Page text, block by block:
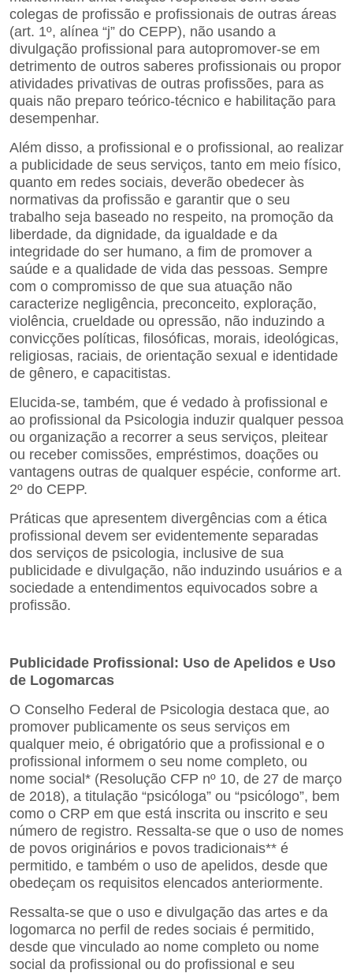
colegas de profissão e profissionais de outras áreas
(art. 1º, alínea “j” do CEPP), não usando a
divulgação profissional para autopromover-se em
detrimento de outros saberes profissionais ou propor
atividades privativas de outras profissões, para as
quais não preparo teórico-técnico e habilitação para
desempenhar.
Além disso, a profissional e o profissional, ao realizar
a publicidade de seus serviços, tanto em meio físico,
quanto em redes sociais, deverão obedecer às
normativas da profissão e garantir que o seu
trabalho seja baseado no respeito, na promoção da
liberdade, da dignidade, da igualdade e da
integridade do ser humano, a fim de promover a
saúde e a qualidade de vida das pessoas. Sempre
com o compromisso de que sua atuação não
caracterize negligência, preconceito, exploração,
violência, crueldade ou opressão, não induzindo a
convicções políticas, filosóficas, morais, ideológicas,
religiosas, raciais, de orientação sexual e identidade
de gênero, e capacitistas.
Elucida-se, também, que é vedado à profissional e
ao profissional da Psicologia induzir qualquer pessoa
ou organização a recorrer a seus serviços, pleitear
ou receber comissões, empréstimos, doações ou
vantagens outras de qualquer espécie, conforme art.
2º do CEPP.
Práticas que apresentem divergências com a ética
profissional devem ser evidentemente separadas
dos serviços de psicologia, inclusive de sua
publicidade e divulgação, não induzindo usuários e a
sociedade a entendimentos equivocados sobre a
profissão.
Publicidade Profissional: Uso de Apelidos e Uso
de Logomarcas
O Conselho Federal de Psicologia destaca que, ao
promover publicamente os seus serviços em
qualquer meio, é obrigatório que a profissional e o
profissional informem o seu nome completo, ou
nome social* (Resolução CFP nº 10, de 27 de março
de 2018), a titulação “psicóloga” ou “psicólogo”, bem
como o CRP em que está inscrita ou inscrito e seu
número de registro. Ressalta-se que o uso de nomes
de povos originários e povos tradicionais** é
permitido, e também o uso de apelidos, desde que
obedeçam os requisitos elencados anteriormente.
Ressalta-se que o uso e divulgação das artes e da
logomarca no perfil de redes sociais é permitido,
desde que vinculado ao nome completo ou nome
social da profissional ou do profissional e seu